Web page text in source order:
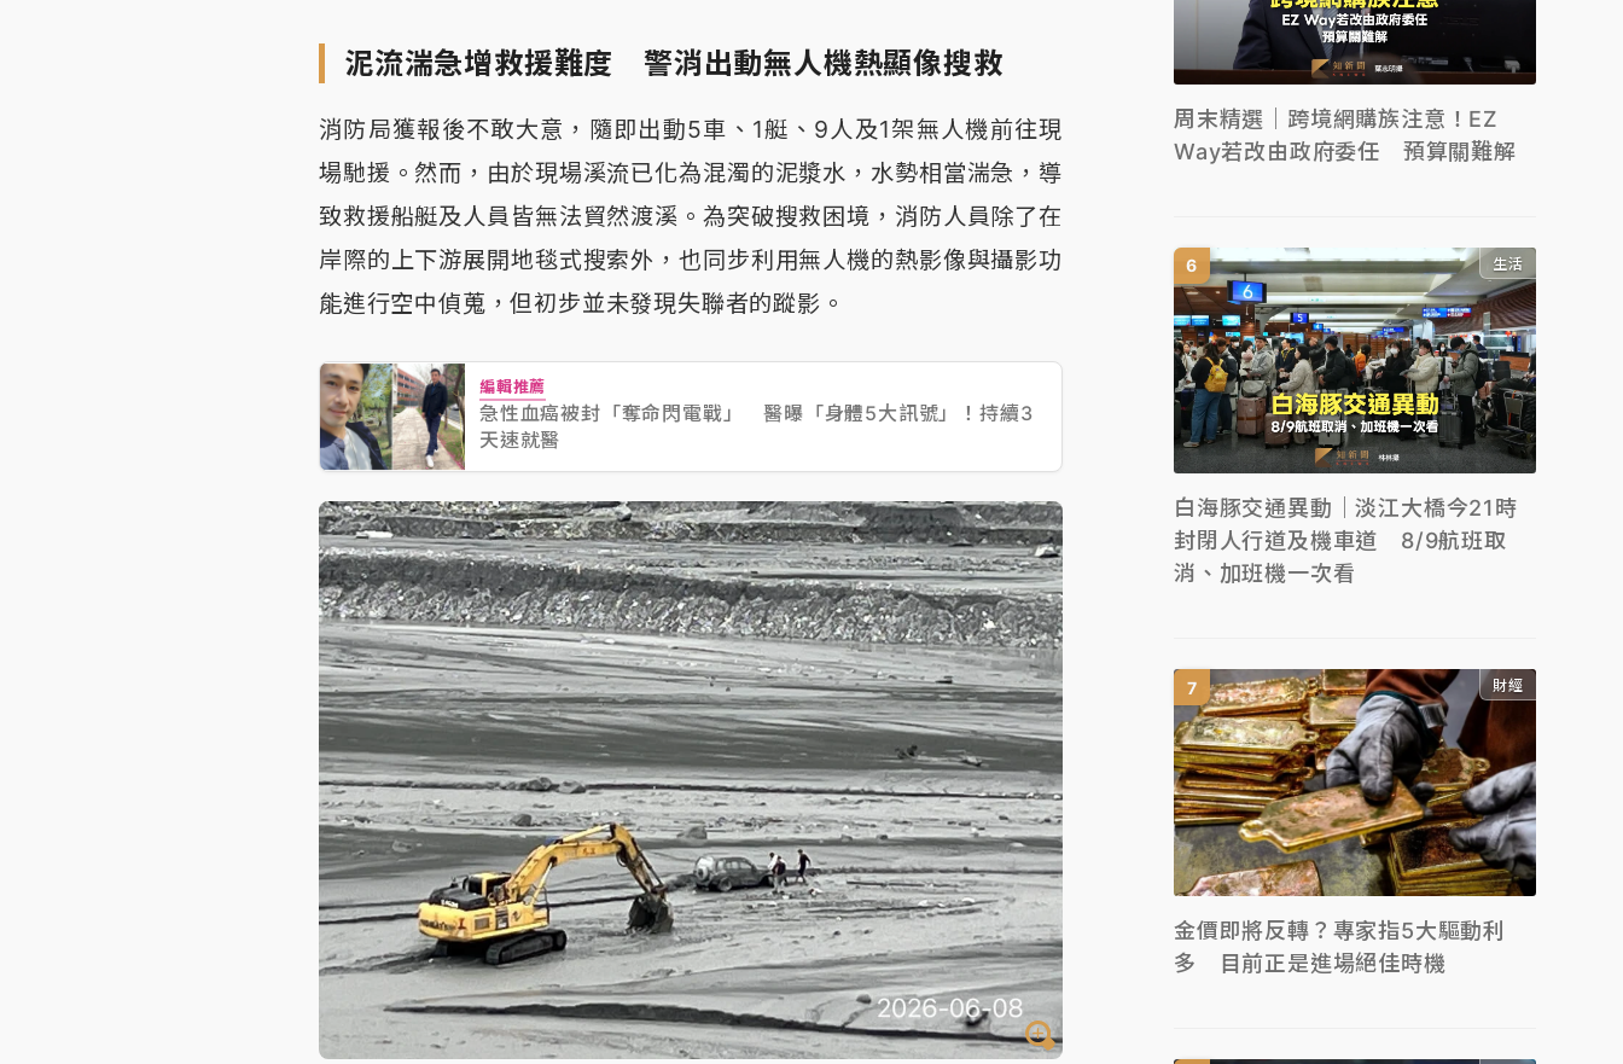
泥流湍急增救援難度 警消出動無人機熱顯像搜救
消防局獲報後不敢大意，隨即出動5車、1艇、9人及1架無人機前往現
場馳援。然而，由於現場溪流已化為混濁的泥漿水，水勢相當湍急，導
致救援船艇及人員皆無法貿然渡溪。為突破搜救困境，消防人員除了在
岸際的上下游展開地毯式搜索外，也同步利用無人機的熱影像與攝影功
能進行空中偵蒐，但初步並未發現失聯者的蹤影。
編輯推薦
急性血癌被封「奪命閃電戰」 醫曝「身體5大訊號」！持續3
天速就醫
周末精選｜跨境網購族注意！EZ
Way若改由政府委任 預算關難解
生活
白海豚交通異動｜淡江大橋今21時
封閉人行道及機車道 8/9航班取
消、加班機一次看
財經
金價即將反轉？專家指5大驅動利
多 目前正是進場絕佳時機